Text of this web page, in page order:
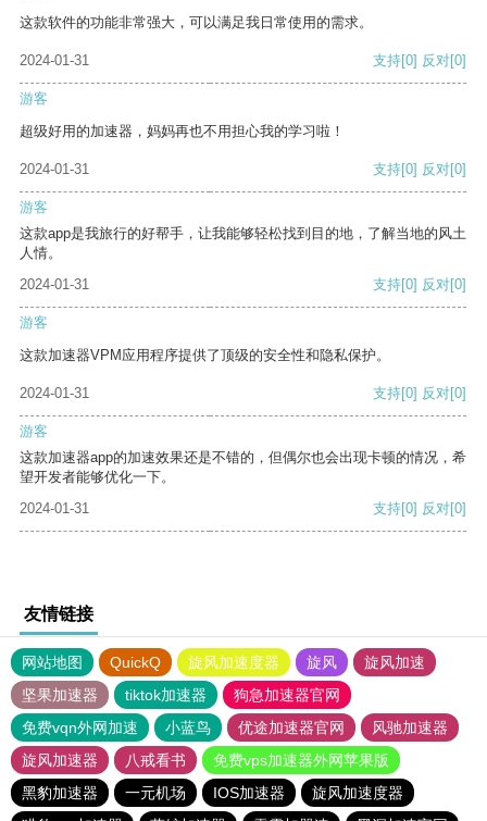
这款软件的功能非常强大，可以满足我日常使用的需求。
2024-01-31 支持[0] 反对[0]
游客
超级好用的加速器，妈妈再也不用担心我的学习啦！
2024-01-31 支持[0] 反对[0]
游客
这款app是我旅行的好帮手，让我能够轻松找到目的地，了解当地的风土
人情。
2024-01-31
支持[0] 反对[0]
游客
这款加速器VPM应用程序提供了顶级的安全性和隐私保护。
2024-01-31 支持[0] 反对[0]
游客
这款加速器app的加速效果还是不错的，但偶尔也会出现卡顿的情况，希
望开发者能够优化一下。
2024-01-31
支持[0] 反对[0]
友情链接
网站地图 QuickQ 旋风加速度器 旋风
旋风加速
坚果加速器
tiktok加速器
狗急加速器官网
免费vqn外网加速
小蓝鸟 优途加速器官网
风驰加速器
旋风加速器
八戒看书
免费vps加速器外网苹果版
黑豹加速器
一元机场 IOS加速器
旋风加速度器